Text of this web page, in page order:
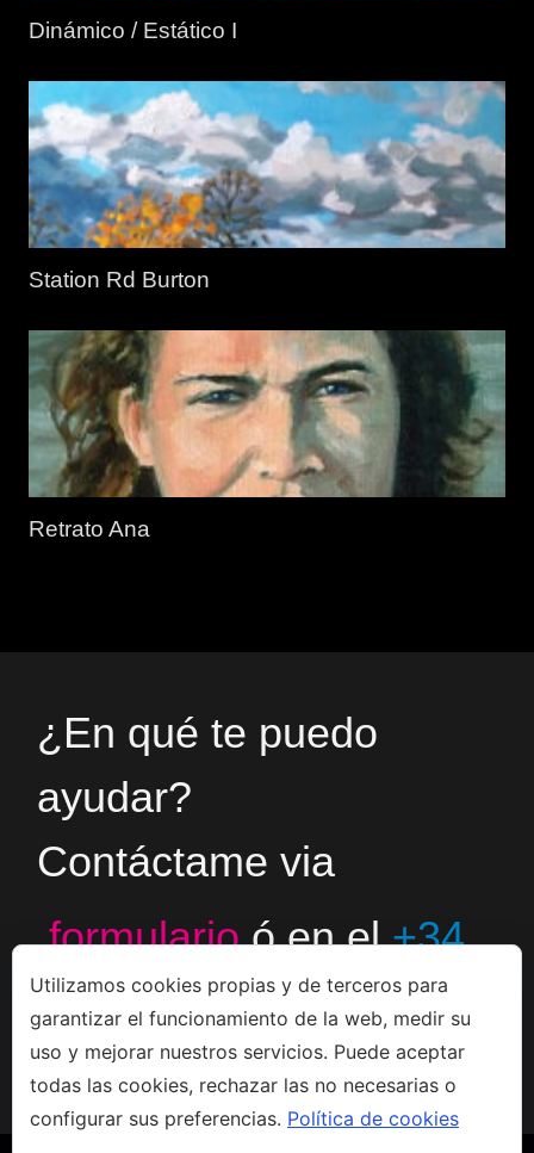
Dinámico / Estático I
Station Rd Burton
Retrato Ana
¿En qué te puedo
ayudar?
Contáctame via
formularioó en el+34
666533308
Utilizamos cookies propias y de terceros para
garantizar el funcionamiento de la web, medir su
uso y mejorar nuestros servicios. Puede aceptar
todas las cookies, rechazar las no necesarias o
configurar sus preferencias. Política de cookies